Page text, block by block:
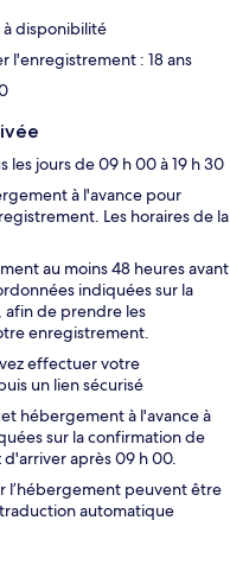
à disponibilité
l'enregistrement : 18 ans
les jours de 09 h 00 à 19 h 30
à l'avance pour
Les horaires de la
au moins 48 heures avant
indiquées sur la
de prendre les
enregistrement.
effectuer votre
un lien sécurisé
hébergement à l'avance à
sur la confirmation de
d'arriver après 09 h 00.
l’hébergement peuvent être
traduction automatique